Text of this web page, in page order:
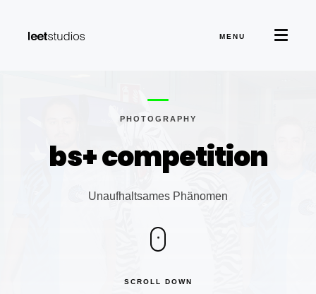
MENU
PHOTOGRAPHY
bs+competition
Unaufhaltsames Phänomen
SCROLL DOWN